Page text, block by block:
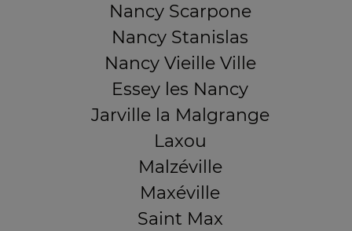
Nancy Scarpone
Nancy Stanislas
Nancy Vieille Ville
Essey les Nancy
Jarville la Malgrange
Laxou
Malzéville
Maxéville
Saint Max